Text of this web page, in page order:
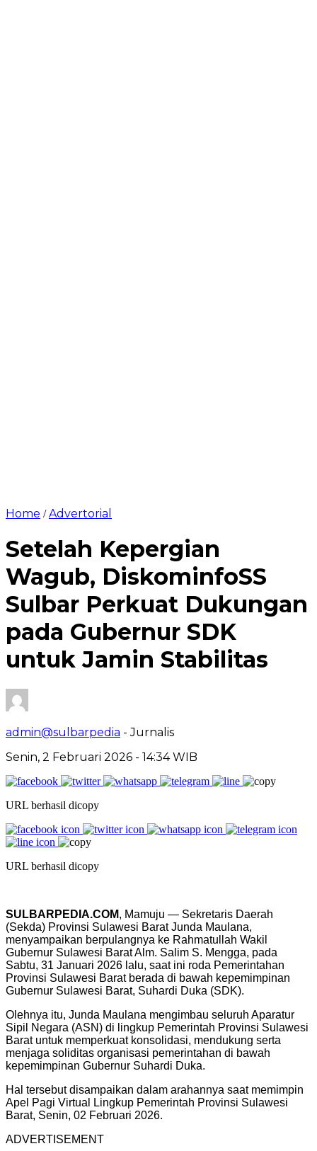
Home /Advertorial
Setelah Kepergian
Wagub, DiskominfoSS
Sulbar Perkuat Dukungan
pada Gubernur SDK
untuk Jamin Stabilitas
admin@sulbarpedia - Jurnalis
Senin, 2 Februari 2026 - 14:34 WIB
URL berhasil dicopy
URL berhasil dicopy
SULBARPEDIA.COM, Mamuju — Sekretaris Daerah
(Sekda) Provinsi Sulawesi Barat Junda Maulana,
menyampaikan berpulangnya ke Rahmatullah Wakil
Gubernur Sulawesi Barat Alm. Salim S. Mengga, pada
Sabtu, 31 Januari 2026 lalu, saat ini roda Pemerintahan
Provinsi Sulawesi Barat berada di bawah kepemimpinan
Gubernur Sulawesi Barat, Suhardi Duka (SDK).
Olehnya itu, Junda Maulana mengimbau seluruh Aparatur
Sipil Negara (ASN) di lingkup Pemerintah Provinsi Sulawesi
Barat untuk memperkuat konsolidasi, mendukung serta
menjaga soliditas organisasi pemerintahan di bawah
kepemimpinan Gubernur Suhardi Duka.
Hal tersebut disampaikan dalam arahannya saat memimpin
Apel Pagi Virtual Lingkup Pemerintah Provinsi Sulawesi
Barat, Senin, 02 Februari 2026.
ADVERTISEMENT